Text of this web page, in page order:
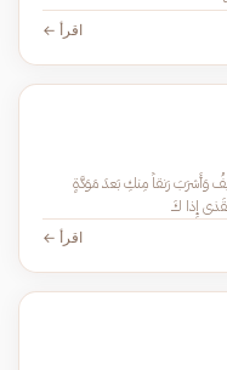
اقرأ ←
وَإِنّي لَأَستَحيِي مِنَ الناسِ أَن أُرى رَديفاً لِوَصلٍ أَو عَلَيَّ رَديفُ وَأَشرَبَ رَنقاً مِنكِ بَعدَ مَوَدَّةٍ
اقرأ ←